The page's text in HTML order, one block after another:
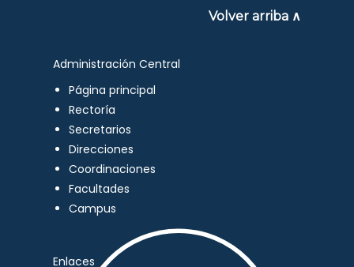
Volver arriba ∧
Administración Central
Página principal
Rectoría
Secretarios
Direcciones
Coordinaciones
Facultades
Campus
Enlaces